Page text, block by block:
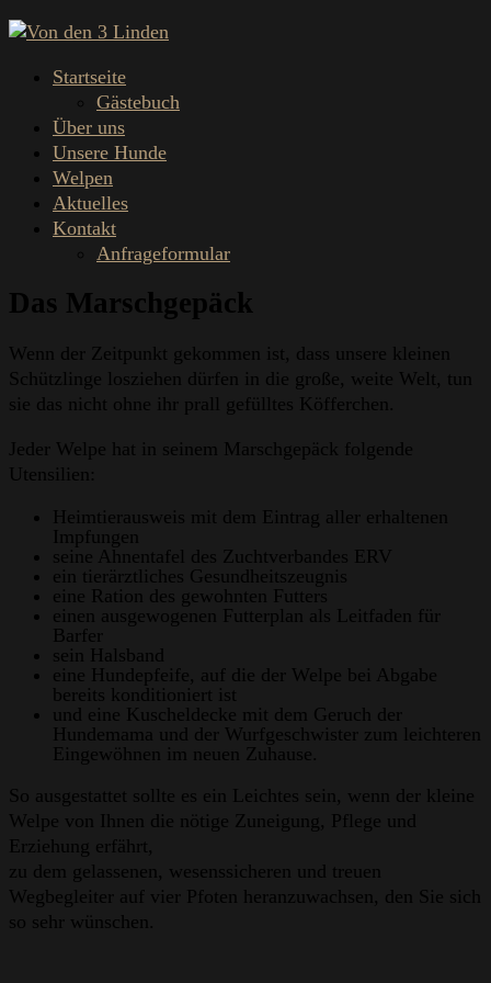
Startseite
Gästebuch
Über uns
Unsere Hunde
Welpen
Aktuelles
Kontakt
Anfrageformular
Das Marschgepäck
Wenn der Zeitpunkt gekommen ist, dass unsere kleinen
Schützlinge losziehen dürfen in die große, weite Welt, tun
sie das nicht ohne ihr prall gefülltes Köfferchen.
Jeder Welpe hat in seinem Marschgepäck folgende
Utensilien:
Heimtierausweis mit dem Eintrag aller erhaltenen
Impfungen
seine Ahnentafel des Zuchtverbandes ERV
ein tierärztliches Gesundheitszeugnis
eine Ration des gewohnten Futters
einen ausgewogenen Futterplan als Leitfaden für
Barfer
sein Halsband
eine Hundepfeife, auf die der Welpe bei Abgabe
bereits konditioniert ist
und eine Kuscheldecke mit dem Geruch der
Hundemama und der Wurfgeschwister zum leichteren
Eingewöhnen im neuen Zuhause.
So ausgestattet sollte es ein Leichtes sein, wenn der kleine
Welpe von Ihnen die nötige Zuneigung, Pflege und
Erziehung erfährt,
zu dem gelassenen, wesenssicheren und treuen
Wegbegleiter auf vier Pfoten heranzuwachsen, den Sie sich
so sehr wünschen.